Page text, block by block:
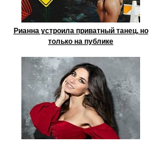
Рианна устроила приватный танец, но
только на публике